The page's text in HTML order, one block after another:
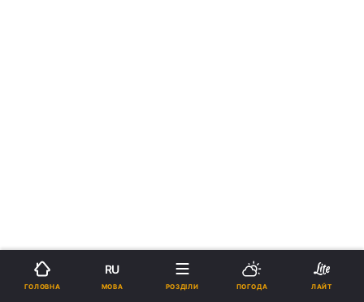
ГОЛОВНА
RU
МОВА РОЗДІЛИ ПОГОДА ЛАЙТ